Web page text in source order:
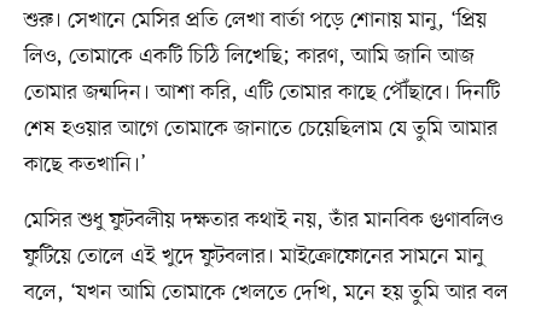
শুরু। সেখানে মেসির প্রতি লেখা বার্তা পড়ে শোনায় মানু, ‘প্রিয়
লিও, তোমাকে একটি চিঠি লিখেছি; কারণ, আমি জানি আজ
তোমার জন্মদিন। আশা করি, এটি তোমার কাছে পৌঁছাবে। দিনটি
শেষ হওয়ার আগে তোমাকে জানাতে চেয়েছিলাম যে তুমি আমার
কাছে কতখানি।’
মেসির শুধু ফুটবলীয় দক্ষতার কথাই নয়, তাঁর মানবিক গুণাবলিও
ফুটিয়ে তোলে এই খুদে ফুটবলার। মাইক্রোফোনের সামনে মানু
বলে, ‘যখন আমি তোমাকে খেলতে দেখি, মনে হয় তুমি আর বল